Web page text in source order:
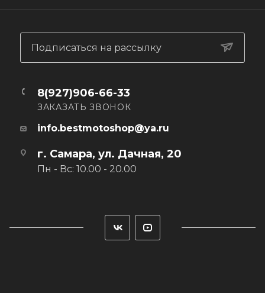
г. Самара, ул. Дачная, 20
Пн - Вс: 10.00 - 20.00
Подписаться на рассылку
8(927)906-66-33
ЗАКАЗАТЬ ЗВОНОК
info.bestmotoshop@ya.ru